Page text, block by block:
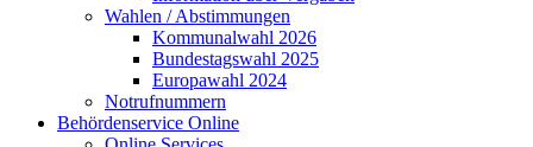
Wahlen / Abstimmungen
Kommunalwahl 2026
Bundestagswahl 2025
Europawahl 2024
Notrufnummern
Behördenservice Online